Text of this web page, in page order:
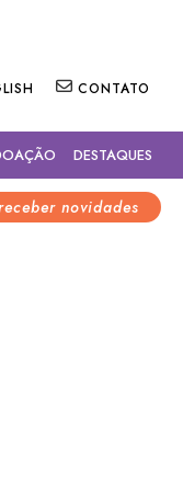
CONTATO
DESTAQUES
novidades